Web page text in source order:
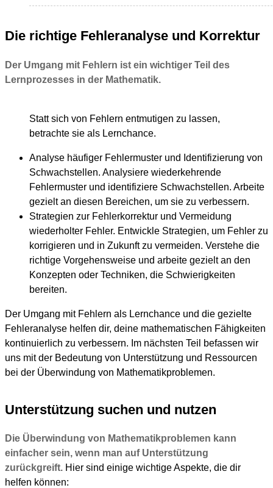
Die richtige Fehleranalyse und Korrektur
Der Umgang mit Fehlern ist ein wichtiger Teil des
Lernprozesses in der Mathematik.
Statt sich von Fehlern entmutigen zu lassen,
betrachte sie als Lernchance.
Analyse häufiger Fehlermuster und Identifizierung von
Schwachstellen. Analysiere wiederkehrende
Fehlermuster und identifiziere Schwachstellen. Arbeite
gezielt an diesen Bereichen, um sie zu verbessern.
Strategien zur Fehlerkorrektur und Vermeidung
wiederholter Fehler. Entwickle Strategien, um Fehler zu
korrigieren und in Zukunft zu vermeiden. Verstehe die
richtige Vorgehensweise und arbeite gezielt an den
Konzepten oder Techniken, die Schwierigkeiten
bereiten.
Der Umgang mit Fehlern als Lernchance und die gezielte
Fehleranalyse helfen dir, deine mathematischen Fähigkeiten
kontinuierlich zu verbessern. Im nächsten Teil befassen wir
uns mit der Bedeutung von Unterstützung und Ressourcen
bei der Überwindung von Mathematikproblemen.
Unterstützung suchen und nutzen
Die Überwindung von Mathematikproblemen kann
einfacher sein, wenn man auf Unterstützung
zurückgreift. Hier sind einige wichtige Aspekte, die dir
helfen können: